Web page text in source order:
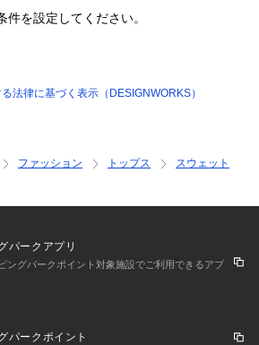
件を設定してください。
法律に基づく表示（DESIGNWORKS）
ファッション トップス
スウェット
パークアプリ
ングパークポイント対象施設でご利用できるアプ
パークポイント